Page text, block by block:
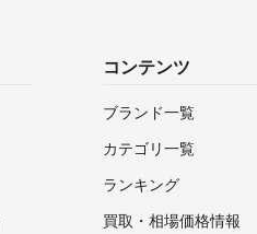
コンテンツ
ブランド一覧
カテゴリ一覧
ランキング
買取・相場価格情報